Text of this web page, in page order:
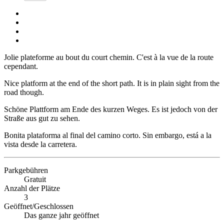
Jolie plateforme au bout du court chemin. C'est à la vue de la route
cependant.
Nice platform at the end of the short path. It is in plain sight from the
road though.
Schöne Plattform am Ende des kurzen Weges. Es ist jedoch von der
Straße aus gut zu sehen.
Bonita plataforma al final del camino corto. Sin embargo, está a la
vista desde la carretera.
Parkgebühren
Gratuit
Anzahl der Plätze
3
Geöffnet/Geschlossen
Das ganze jahr geöffnet